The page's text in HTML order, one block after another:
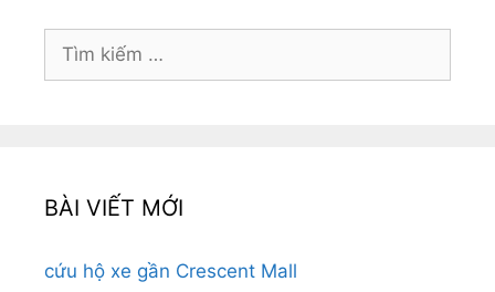
Tìm
BÀI VIẾT MỚI
cứu hộ xe gần Crescent Mall